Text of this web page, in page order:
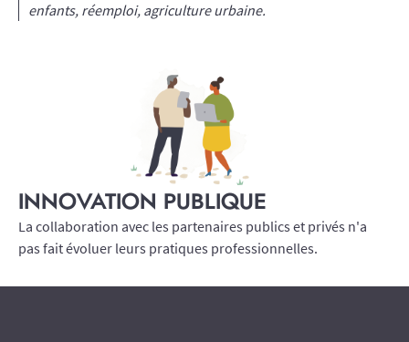
enfants, réemploi, agriculture urbaine.
INNOVATION PUBLIQUE
La collaboration avec les partenaires publics et privés n'a
pas fait évoluer leurs pratiques professionnelles.